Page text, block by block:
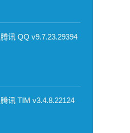
讯 QQ v9.7.23.29394
讯 TIM v3.4.8.22124